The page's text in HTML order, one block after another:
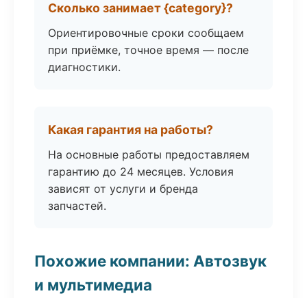
Сколько занимает {category}?
Ориентировочные сроки сообщаем
при приёмке, точное время — после
диагностики.
Какая гарантия на работы?
На основные работы предоставляем
гарантию до 24 месяцев. Условия
зависят от услуги и бренда
запчастей.
Похожие компании: Автозвук
и мультимедиа